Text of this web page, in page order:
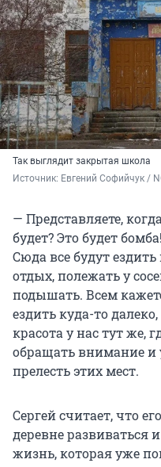
Так выглядит закрытая школа
Источник: Евгений Софийчук /
— Представляете,
будет? Это будет
Сюда все будут
отдых, полежать у
подышать. Всем
ездить куда-то
красота у нас тут же,
обращать внимание и
прелесть этих мест.
Сергей считает, что
деревне развиваться
жизнь, которая уже